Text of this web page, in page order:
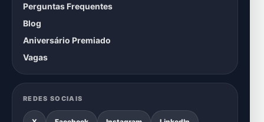
Perguntas Frequentes
Blog
Aniversário Premiado
Vagas
REDES SOCIAIS